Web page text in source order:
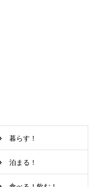
暮らす！
泊まる！